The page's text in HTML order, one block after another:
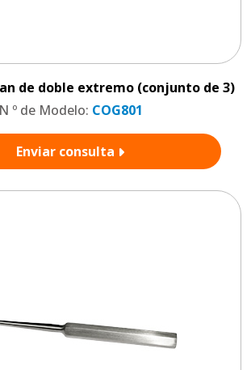
de doble extremo (conjunto de 3)
N º de Modelo: COG801
Enviar consulta